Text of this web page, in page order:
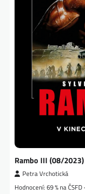
Rambo III (08/2023)
Petra Vrchotická
Hodnocení: 69 % na